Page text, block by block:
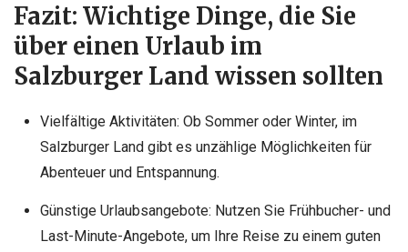
Fazit: Wichtige Dinge, die Sie
über einen Urlaub im
Salzburger Land wissen sollten
Vielfältige Aktivitäten: Ob Sommer oder Winter, im
Salzburger Land gibt es unzählige Möglichkeiten für
Abenteuer und Entspannung.
Günstige Urlaubsangebote: Nutzen Sie Frühbucher- und
Last-Minute-Angebote, um Ihre Reise zu einem guten